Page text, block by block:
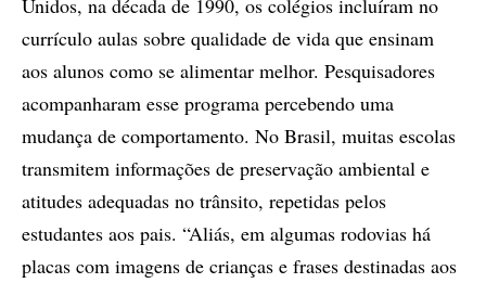
currículo aulas sobre qualidade de vida que ensinam
aos alunos como se alimentar melhor. Pesquisadores
acompanharam esse programa percebendo uma
mudança de comportamento. No Brasil, muitas escolas
transmitem informações de preservação ambiental e
atitudes adequadas no trânsito, repetidas pelos
estudantes aos pais. “Aliás, em algumas rodovias há
placas com imagens de crianças e frases destinadas aos